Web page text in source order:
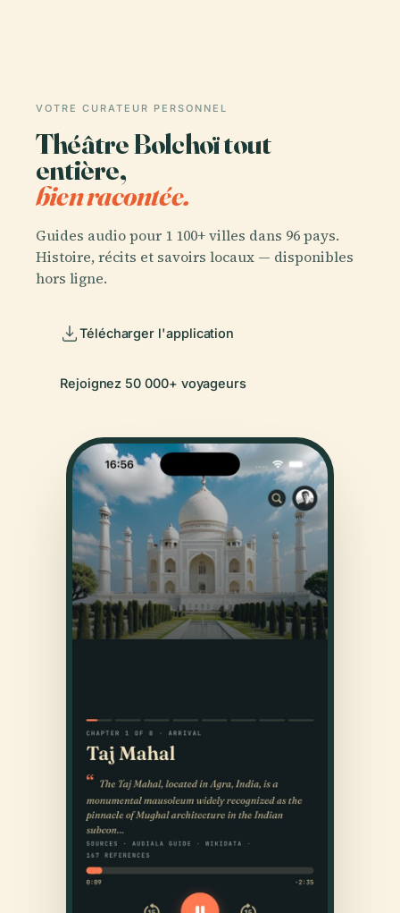
VOTRE CURATEUR PERSONNEL
Théâtre Bolchoï tout
entière,
bien racontée.
Guides audio pour 1 100+ villes dans 96 pays.
Histoire, récits et savoirs locaux — disponibles
hors ligne.
Télécharger l'application
Rejoignez 50 000+ voyageurs